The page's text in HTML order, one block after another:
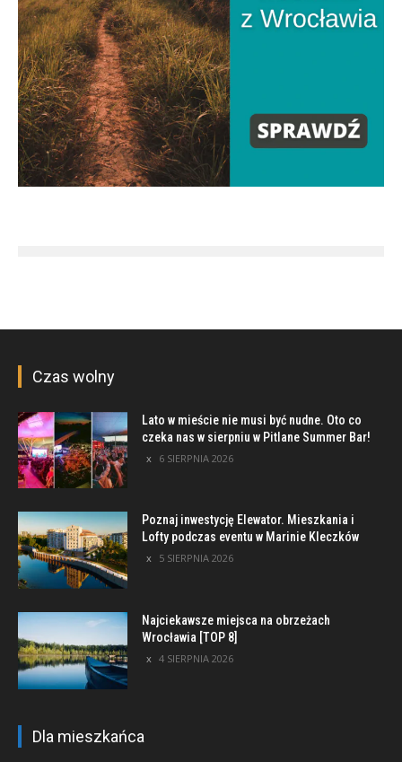
Czas wolny
Lato w mieście nie musi być nudne. Oto co
czeka nas w sierpniu w Pitlane Summer Bar!
6 SIERPNIA 2026
Poznaj inwestycję Elewator. Mieszkania i
Lofty podczas eventu w Marinie Kleczków
5 SIERPNIA 2026
Najciekawsze miejsca na obrzeżach
Wrocławia [TOP 8]
4 SIERPNIA 2026
Dla mieszkańca